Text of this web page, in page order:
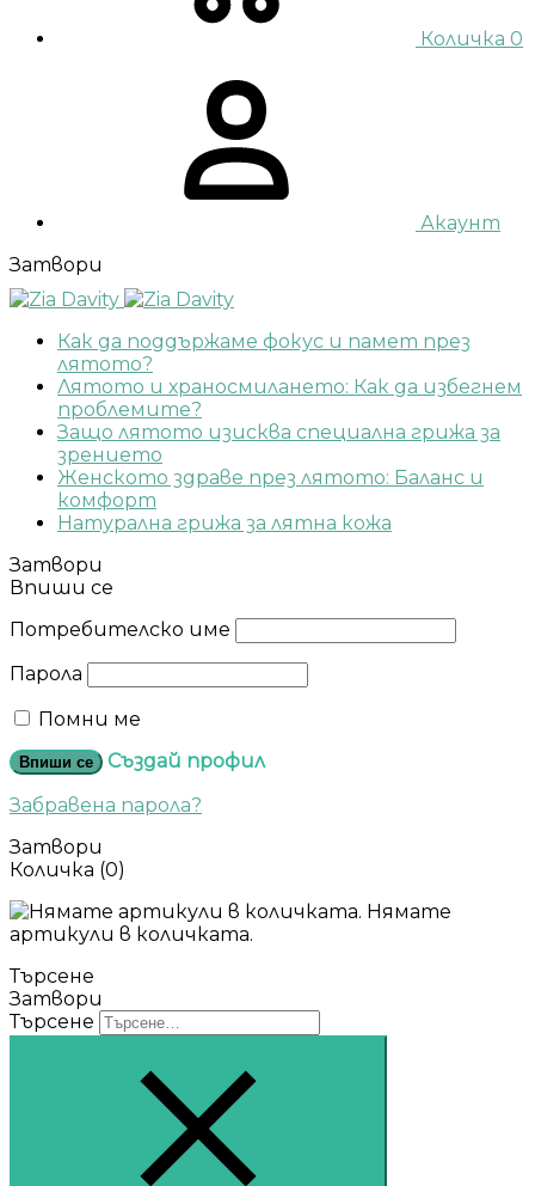
Количка 0
Акаунт
Затвори
Как да поддържаме фокус и памет през
лятото?
Лятото и храносмилането: Как да избегнем
проблемите?
Защо лятото изисква специална грижа за
зрението
Женското здраве през лятото: Баланс и
комфорт
Натурална грижа за лятна кожа
Затвори
Впиши се
Потребителско име
Парола
Помни ме
Впиши се
Създай профил
Забравена парола?
Затвори
Количка (0)
Нямате
артикули в количката.
Търсене
Затвори
Търсене